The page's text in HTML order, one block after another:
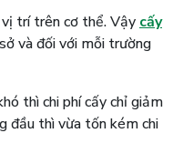
trí trên cơ thể. Vậy cấy
và đối với mỗi trường
thì chi phí cấy chỉ giảm
đầu thì vừa tốn kém chi